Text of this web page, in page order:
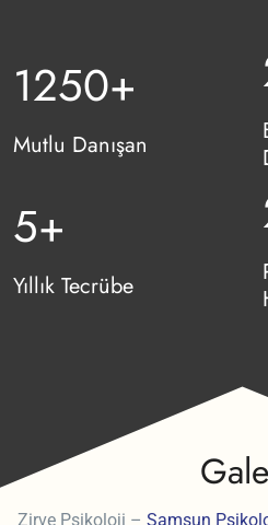
1250+
Mutlu Danışan
5+
Yıllık Tecrübe
Zirve Psikoloji – Samsun